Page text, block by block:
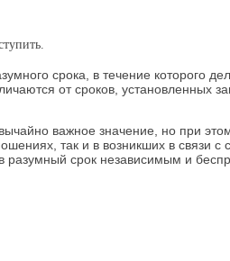
срока, в течение которого
от сроков, установленных
важное значение, но при
так и в возникших в
в разумный срок независимым и